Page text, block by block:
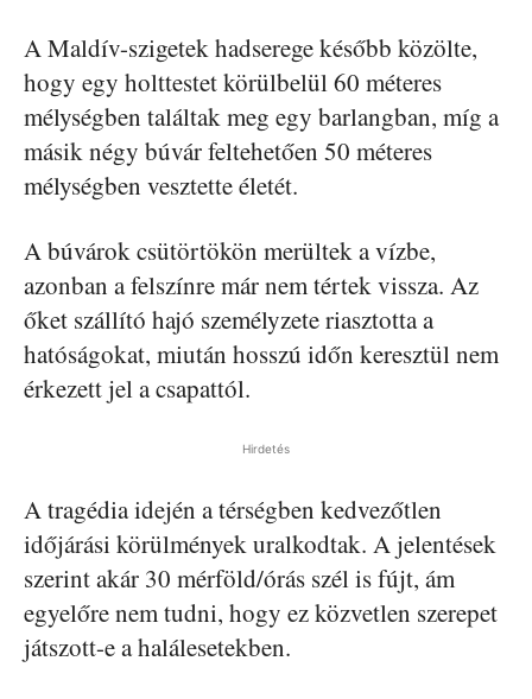
A Maldív-szigetek hadserege később közölte,
hogy egy holttestet körülbelül 60 méteres
mélységben találtak meg egy barlangban, míg a
másik négy búvár feltehetően 50 méteres
mélységben vesztette életét.
A búvárok csütörtökön merültek a vízbe,
azonban a felszínre már nem tértek vissza. Az
őket szállító hajó személyzete riasztotta a
hatóságokat, miután hosszú időn keresztül nem
érkezett jel a csapattól.
Hirdetés
A tragédia idején a térségben kedvezőtlen
időjárási körülmények uralkodtak. A jelentések
szerint akár 30 mérföld/órás szél is fújt, ám
egyelőre nem tudni, hogy ez közvetlen szerepet
játszott-e a halálesetekben.